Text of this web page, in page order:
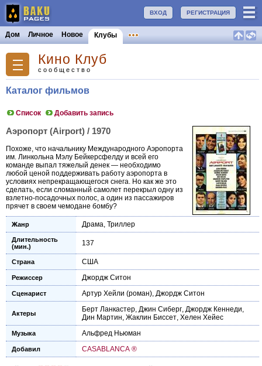
РЕГИСТРАЦИЯ
ВХОД
Дом Личное Новое Клубы
Кино Клуб
сообщество
Каталог фильмов
Список Добавить запись
Аэропорт (Airport) / 1970
Похоже, что начальнику Международного Аэропорта
им. Линкольна Мэлу Бейкерсфелду и всей его
команде выпал тяжелый денек — необходимо
любой ценой поддерживать работу аэропорта в
условиях непрекращающегося снега. Но как же это
сделать, если сломанный самолет перекрыл одну из
взлетно-посадочных полос, а один из пассажиров
прячет в своем чемодане бомбу?
Жанр Драма, Триллер
Длительность
(мин.)
137
Страна США
Режиссер Джордж Ситон
Сценарист Артур Хейли (роман), Джордж Ситон
Актеры Берт Ланкастер, Джин Сиберг, Джордж Кеннеди,
Дин Мартин, Жаклин Биссет, Хелен Хейес
Музыка Альфред Ньюман
Добавил CASABLANCA ®